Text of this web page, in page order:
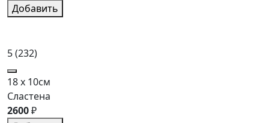
Добавить
5(232)
18 x 10см
Сластена
2600₽